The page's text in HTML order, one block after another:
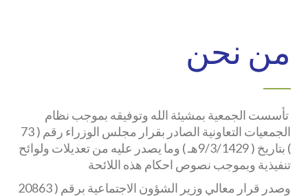
من نحن
تأسست الجمعية بمشيئة الله وتوفيقه بموجب نظام
الجمعيات التعاونية الصادر بقرار مجلس الوزراء رقم ( 73
) بتاريخ ( 9/3/1429هـ ) وما يصدر عليه من تعديلات ولوائح
تنفيذية وبموجب نصوص احكام هذه اللائحة
وصدر قرار معالي وزير الشؤون الاجتماعية برقم ( 20863